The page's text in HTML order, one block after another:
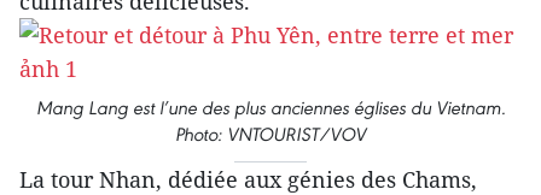
Mang Lang est l’une des plus anciennes églises du Vietnam.
Photo: VNTOURIST/VOV
La tour Nhan, dédiée aux génies des Chams,